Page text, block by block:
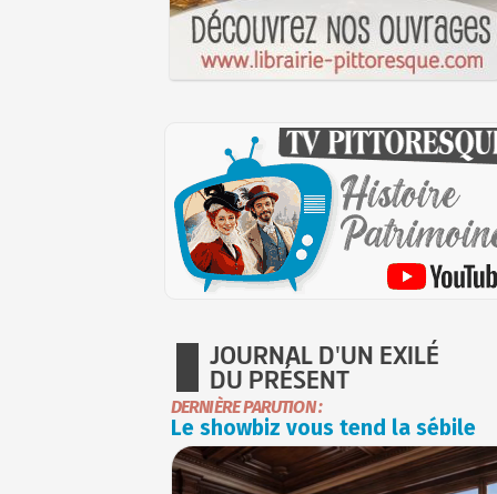
JOURNAL D'UN EXILÉ
DU PRÉSENT
DERNIÈRE PARUTION :
Le showbiz vous tend la sébile